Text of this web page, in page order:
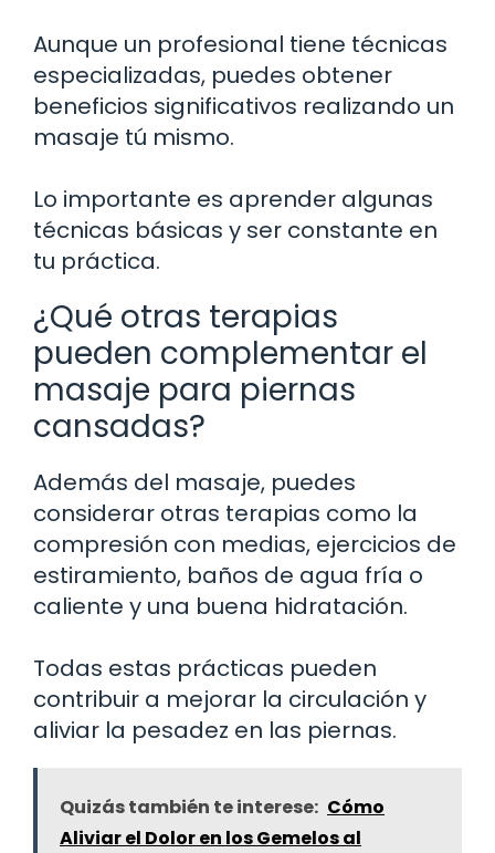
Aunque un profesional tiene técnicas
especializadas, puedes obtener
beneficios significativos realizando un
masaje tú mismo.
Lo importante es aprender algunas
técnicas básicas y ser constante en
tu práctica.
¿Qué otras terapias
pueden complementar el
masaje para piernas
cansadas?
Además del masaje, puedes
considerar otras terapias como la
compresión con medias, ejercicios de
estiramiento, baños de agua fría o
caliente y una buena hidratación.
Todas estas prácticas pueden
contribuir a mejorar la circulación y
aliviar la pesadez en las piernas.
Quizás también te interese: Cómo
Aliviar el Dolor en los Gemelos al